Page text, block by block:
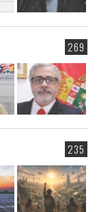
269
235